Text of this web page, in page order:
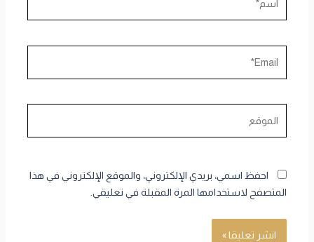
احفظ اسمي، بريدي الإلكتروني، والموقع الإلكتروني في هذا
المتصفح لاستخدامها المرة المقبلة في تعليقي.